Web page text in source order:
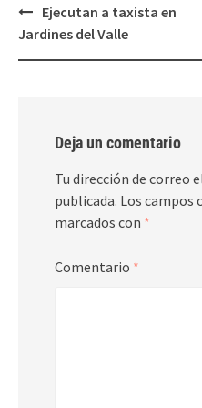
Post
navigation
Ejecutan a taxista en
Jardines del Valle
Deja un comentario
Tu dirección de correo
publicada. Los campos
marcados con *
Comentario *